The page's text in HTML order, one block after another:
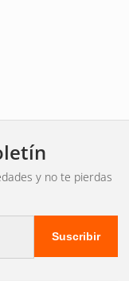
y no te pierdas
Suscribir